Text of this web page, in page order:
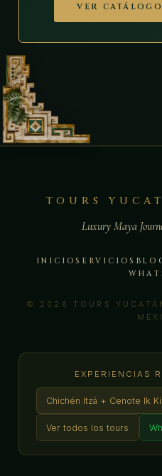
VER
TOURS
Luxury Maya
INICIOSERVICIOS
© 2026 TOURS
EXPERIENCIAS
Chichén Itzá + Cenote Ik
Ver todos los tours